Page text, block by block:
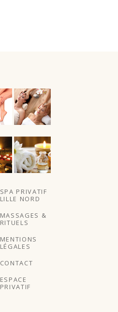
SPA PRIVATIF
LILLE NORD
MASSAGES &
RITUELS
MENTIONS
LÉGALES
CONTACT
ESPACE
PRIVATIF